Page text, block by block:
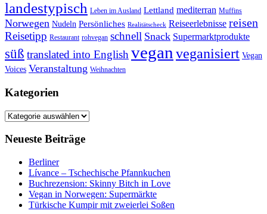
landestypisch Leben im Ausland Lettland mediterran Muffins
Norwegen Nudeln Persönliches Realitätscheck Reiseerlebnisse reisen
Reisetipp Restaurant rohvegan schnell Snack Supermarktprodukte
süß translated into English vegan veganisiert Vegan
Voices Veranstaltung Weihnachten
Kategorien
Kategorien
Neueste Beiträge
Berliner
Lívance – Tschechische Pfannkuchen
Buchrezension: Skinny Bitch in Love
Vegan in Norwegen: Supermärkte
Türkische Kumpir mit zweierlei Soßen